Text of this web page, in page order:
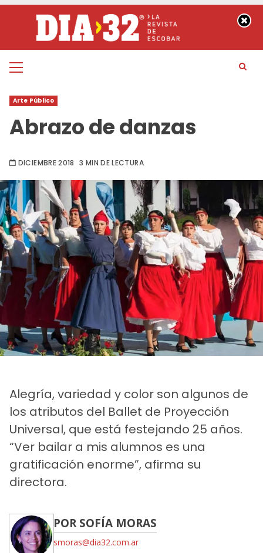
contenido
Menú
Arte Público
Abrazo de danzas
DICIEMBRE 2018 3 MIN DE LECTURA
Alegría, variedad y color son algunos de
los atributos del Ballet de Proyección
Universal, que está festejando 25 años.
“Ver bailar a mis alumnos es una
gratificación enorme”, afirma su
directora.
POR SOFÍA MORAS
smoras@dia32.com.ar